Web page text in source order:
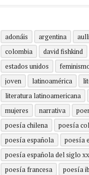
adonáis argentina
colombia
david fishkind
estados unidos
joven
latinoamérica
literatura latinoamericana
mujeres
narrativa
poesía chilena
poesía
poesía española
poesía
poesía española del siglo
poesía francesa
poesía